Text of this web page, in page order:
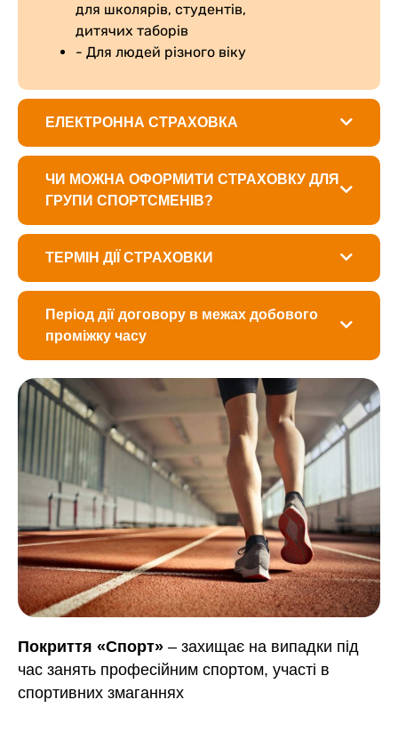
для школярів, студентів,
дитячих таборів
- Для людей різного віку
ЕЛЕКТРОННА СТРАХОВКА
ЧИ МОЖНА ОФОРМИТИ СТРАХОВКУ ДЛЯ
ГРУПИ СПОРТСМЕНІВ?
ТЕРМІН ДІЇ СТРАХОВКИ
Період дії договору в межах добового
проміжку часу
Покриття «Спорт» – захищає на випадки під
час занять професійним спортом, участі в
спортивних змаганнях